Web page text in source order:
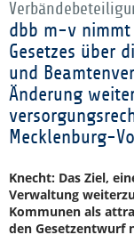
dbb m-v nimmt
Gesetzes über
und
Änderung
Mecklenburg-
Knecht: Das Ziel,
Verwaltung
Kommunen als
den Gesetzentwurf